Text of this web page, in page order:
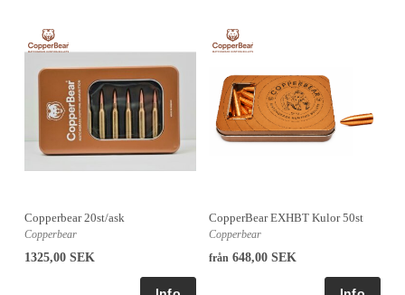
Copperbear 20st/ask
Copperbear
1325,00 SEK
CopperBear EXHBT Kulor 50st
Copperbear
från 648,00 SEK